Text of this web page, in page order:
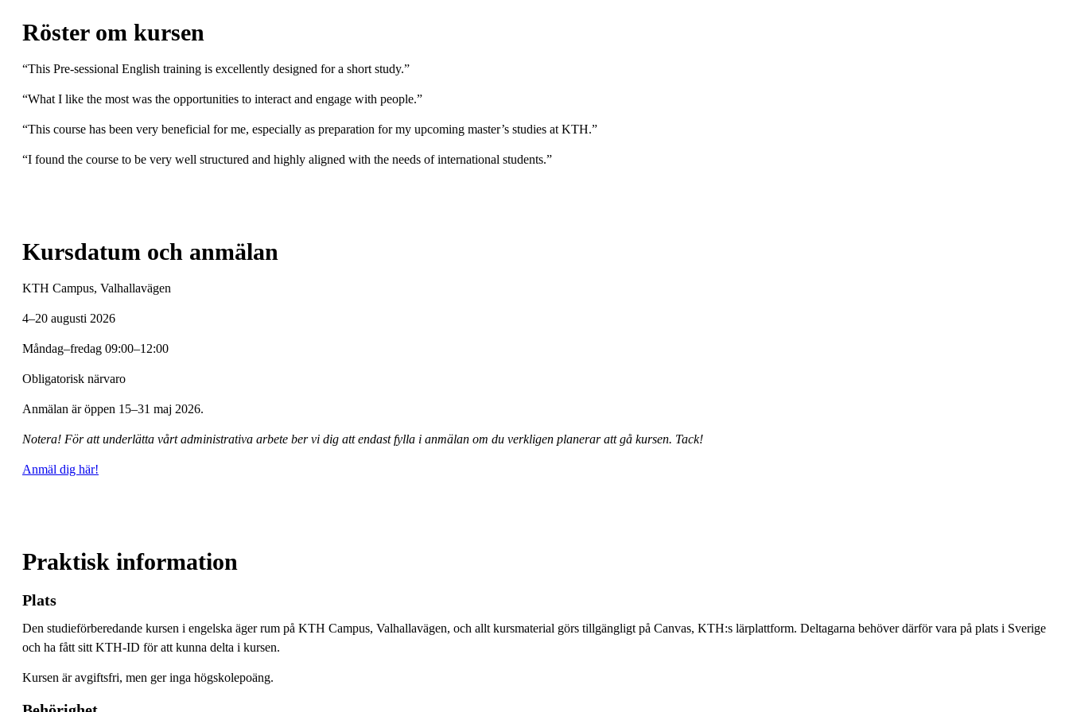
Röster om kursen
“This Pre-sessional English training is excellently designed for a short study.”
“What I like the most was the opportunities to interact and engage with people.”
“This course has been very beneficial for me, especially as preparation for my upcoming master’s studies at KTH.”
“I found the course to be very well structured and highly aligned with the needs of international students.”
Kursdatum och anmälan
KTH Campus, Valhallavägen
4–20 augusti 2026
Måndag–fredag 09:00–12:00
Obligatorisk närvaro
Anmälan är öppen 15–31 maj 2026.
Notera! För att underlätta vårt administrativa arbete ber vi dig att endast fylla i anmälan om du verkligen planerar att gå kursen. Tack!
Anmäl dig här!
Praktisk information
Plats
Den studieförberedande kursen i engelska äger rum på KTH Campus, Valhallavägen, och allt kursmaterial görs tillgängligt på Canvas, KTH:s lärplattform. Deltagarna behöver därför vara på plats i Sverige
och ha fått sitt KTH-ID för att kunna delta i kursen.
Kursen är avgiftsfri, men ger inga högskolepoäng.